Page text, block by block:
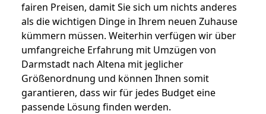
fairen Preisen, damit Sie sich um nichts anderes
als die wichtigen Dinge in Ihrem neuen Zuhause
kümmern müssen. Weiterhin verfügen wir über
umfangreiche Erfahrung mit Umzügen von
Darmstadt nach Altena mit jeglicher
Größenordnung und können Ihnen somit
garantieren, dass wir für jedes Budget eine
passende Lösung finden werden.